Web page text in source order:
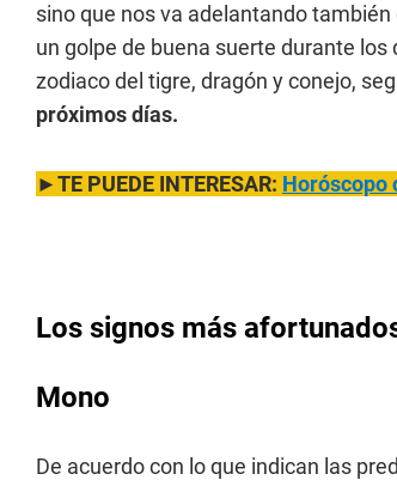
sino que nos va adelantando
un golpe de buena suerte durante los
zodiaco del tigre, dragón y conejo,
próximos días.
►TE PUEDE INTERESAR: Horóscopo
Los signos más
Mono
De acuerdo con lo que indican las